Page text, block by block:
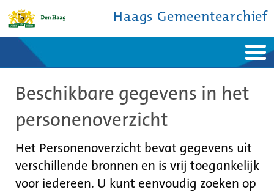
Haags Gemeentearchief
Ontdek de stad
De studiezaal
Bronnen en collecties
Contact
Beschikbare gegevens in het
personenoverzicht
Het Personenoverzicht bevat gegevens uit
verschillende bronnen en is vrij toegankelijk
voor iedereen. U kunt eenvoudig zoeken op